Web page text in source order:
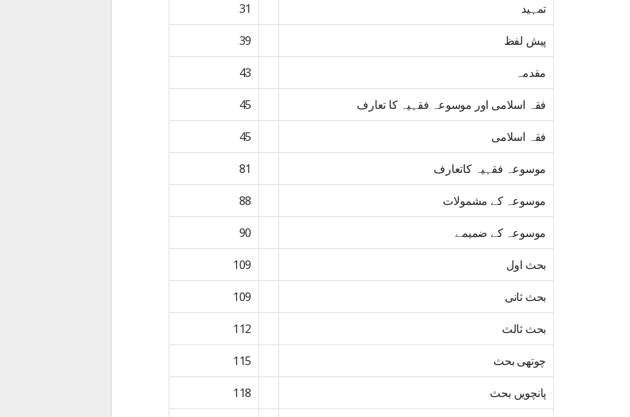
تمہید 31
پیش لفظ 39
مقدمہ 43
فقہ اسلامی اور موسوعہ فقہیہ کا تعارف 45
فقہ اسلامی 45
موسوعہ فقہیہ کاتعارف 81
موسوعہ کے مشمولات 88
موسوعہ کے ضمیمے 90
بحث اول 109
بحث ثانی 109
بحث ثالث 112
چوتھی بحث 115
پانچویں بحث 118